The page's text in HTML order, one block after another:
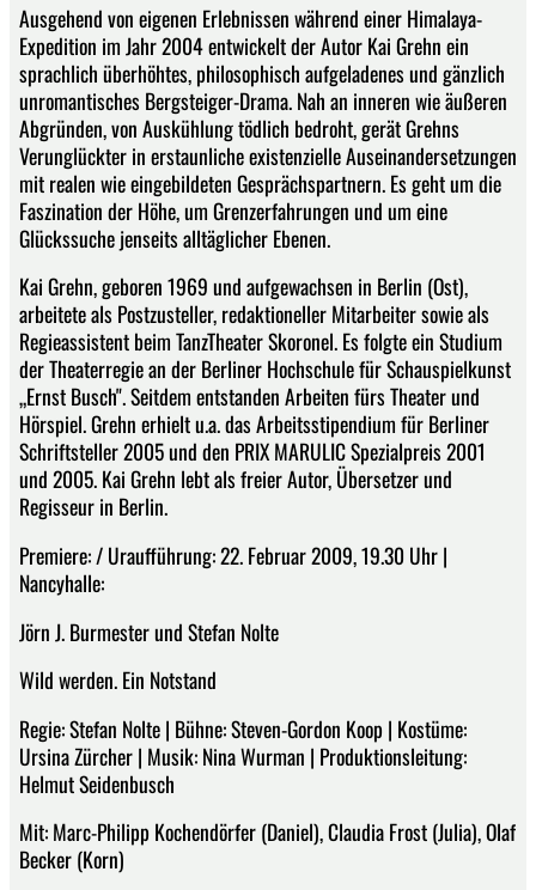
Ausgehend von eigenen Erlebnissen während einer Himalaya-
Expedition im Jahr 2004 entwickelt der Autor Kai Grehn ein
sprachlich überhöhtes, philosophisch aufgeladenes und gänzlich
unromantisches Bergsteiger-Drama. Nah an inneren wie äußeren
Abgründen, von Auskühlung tödlich bedroht, gerät Grehns
Verunglückter in erstaunliche existenzielle Auseinandersetzungen
mit realen wie eingebildeten Gesprächspartnern. Es geht um die
Faszination der Höhe, um Grenzerfahrungen und um eine
Glückssuche jenseits alltäglicher Ebenen.
Kai Grehn, geboren 1969 und aufgewachsen in Berlin (Ost),
arbeitete als Postzusteller, redaktioneller Mitarbeiter sowie als
Regieassistent beim TanzTheater Skoronel. Es folgte ein Studium
der Theaterregie an der Berliner Hochschule für Schauspielkunst
„Ernst Busch". Seitdem entstanden Arbeiten fürs Theater und
Hörspiel. Grehn erhielt u.a. das Arbeitsstipendium für Berliner
Schriftsteller 2005 und den PRIX MARULIC Spezialpreis 2001
und 2005. Kai Grehn lebt als freier Autor, Übersetzer und
Regisseur in Berlin.
Premiere: / Uraufführung: 22. Februar 2009, 19.30 Uhr |
Nancyhalle:
Jörn J. Burmester und Stefan Nolte
Wild werden. Ein Notstand
Regie: Stefan Nolte | Bühne: Steven-Gordon Koop | Kostüme:
Ursina Zürcher | Musik: Nina Wurman | Produktionsleitung:
Helmut Seidenbusch
Mit: Marc-Philipp Kochendörfer (Daniel), Claudia Frost (Julia), Olaf
Becker (Korn)